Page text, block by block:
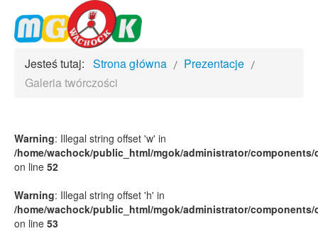
Jesteś tutaj: Strona główna
Prezentacje
Galeria twórczości
Warning: Illegal string offset 'w' in
/home/wachock/public_html/mgok/administrator/
on line 52
Warning: Illegal string offset 'h' in
/home/wachock/public_html/mgok/administrator/
on line 53